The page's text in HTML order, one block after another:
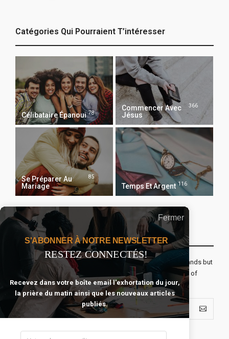
Catégories Qui Pourraient T’intéresser
Célibataire Épanoui 78
Commencer Avec
Jésus
366
Se Préparer Au
Mariage
85
Temps Et Argent 116
Recevoir Notre Newsletter Chaque Matin
The real voyage of discovery consists not in seeking new lands but
seeing with new eyes. All journeys have secret destinations of
which the traveler is unaware.
Fermer
S'ABONNER À NOTRE NEWSLETTER
RESTEZ CONNECTÉS!
Recevez dans votre boîte email l'exhortation du jour,
la prière du matin ainsi que les nouveaux articles
publiés.